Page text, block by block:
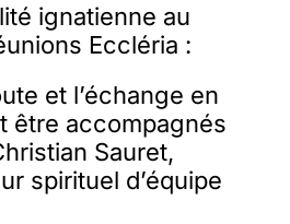
ignatienne au
Eccléria :
et l’échange en
être accompagnés
Sauret,
spirituel d’équipe